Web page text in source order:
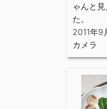
ゃんと
た。
2011年9
カメラ